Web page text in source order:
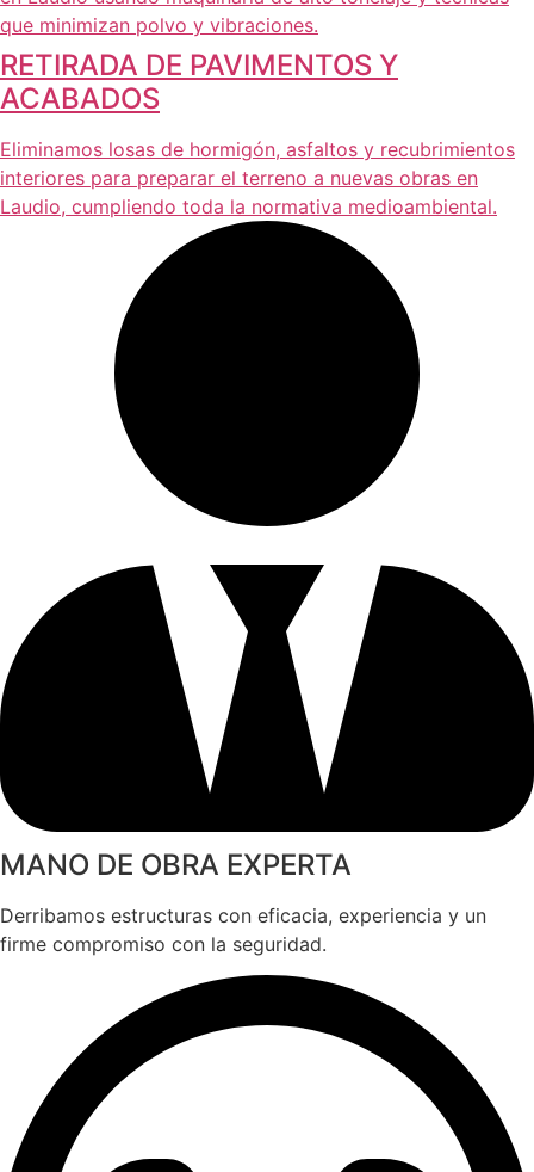
que minimizan polvo y vibraciones.
RETIRADA DE PAVIMENTOS Y
ACABADOS
Eliminamos losas de hormigón, asfaltos y recubrimientos
interiores para preparar el terreno a nuevas obras en
Laudio, cumpliendo toda la normativa medioambiental.
MANO DE OBRA EXPERTA
Derribamos estructuras con eficacia, experiencia y un
firme compromiso con la seguridad.